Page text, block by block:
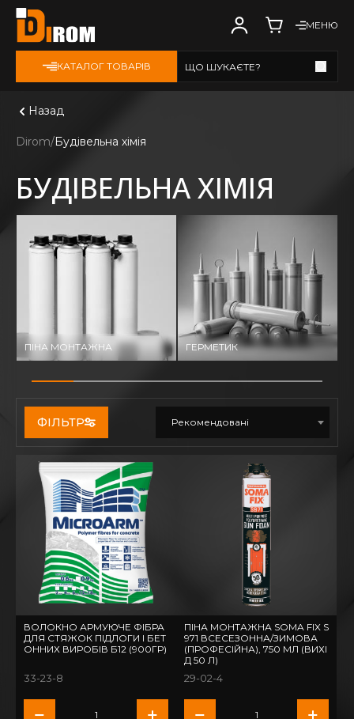
МЕНЮ
КАТАЛОГ ТОВАРІВ ЩО ШУКАЄТЕ?
Назад
Dirom Будівельна хімія
БУДІВЕЛЬНА ХІМІЯ
ПІНА МОНТАЖНА ГЕРМЕТИК
ФІЛЬТР Рекомендовані
ВОЛОКНО АРМУЮЧЕ ФІБРА
ДЛЯ СТЯЖОК ПІДЛОГИ І БЕТ
ОННИХ ВИРОБІВ Б12 (900ГР)
33-23-8
ПІНА МОНТАЖНА SOMA FIX S
971 ВСЕСЕЗОННА/ЗИМОВА
(ПРОФЕСІЙНА), 750 МЛ (ВИХІ
Д 50 Л)
29-02-4